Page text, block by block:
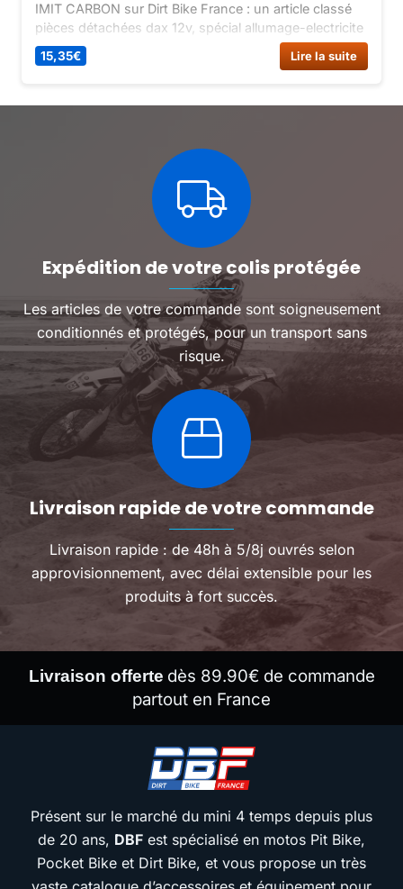
IMIT CARBON sur Dirt Bike France : un article classé
pièces détachées dax 12v, spécial allumage-electricite
dax 12v.
15,35€ Lire la suite
Expédition de votre colis protégée
Les articles de votre commande sont soigneusement
conditionnés et protégés, pour un transport sans
risque.
Livraison rapide de votre commande
Livraison rapide : de 48h à 5/8j ouvrés selon
approvisionnement, avec délai extensible pour les
produits à fort succès.
Livraison offerte dès 89.90€ de commande
partout en France
Présent sur le marché du mini 4 temps depuis plus
de 20 ans, DBF est spécialisé en motos Pit Bike,
Pocket Bike et Dirt Bike, et vous propose un très